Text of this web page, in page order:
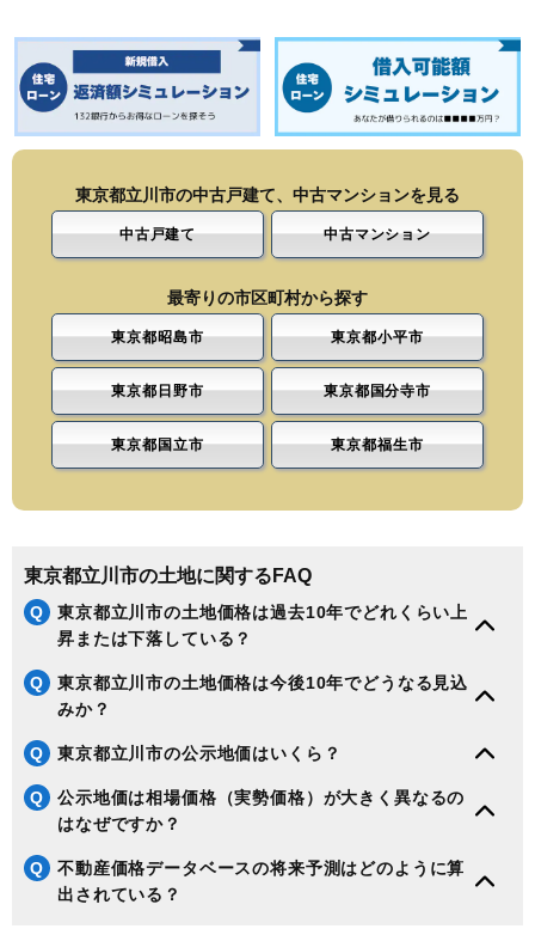
東京都立川市の中古戸建て、中古マンションを見る
中古戸建て 中古マンション
最寄りの市区町村から探す
東京都昭島市 東京都小平市
東京都日野市 東京都国分寺市
東京都国立市 東京都福生市
東京都立川市の土地に関するFAQ
Q
東京都立川市の土地価格は過去10年でどれくらい上
昇または下落している？
Q
東京都立川市の土地価格は今後10年でどうなる見込
みか？
Q 東京都立川市の公示地価はいくら？
Q
公示地価は相場価格（実勢価格）が大きく異なるの
はなぜですか？
Q
不動産価格データベースの将来予測はどのように算
出されている？